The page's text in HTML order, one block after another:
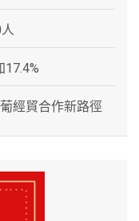
經貿合作新路徑